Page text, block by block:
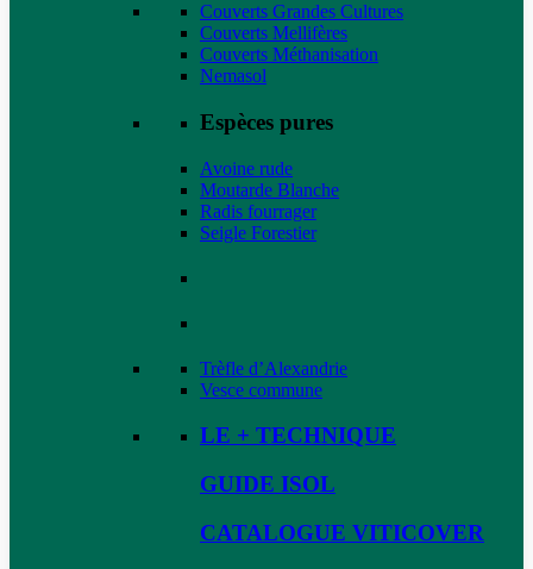
Couverts Grandes Cultures
Couverts Mellifères
Couverts Méthanisation
Nemasol
Espèces pures
Avoine rude
Moutarde Blanche
Radis fourrager
Seigle Forestier
Trèfle d’Alexandrie
Vesce commune
LE + TECHNIQUE
GUIDE ISOL
CATALOGUE VITICOVER